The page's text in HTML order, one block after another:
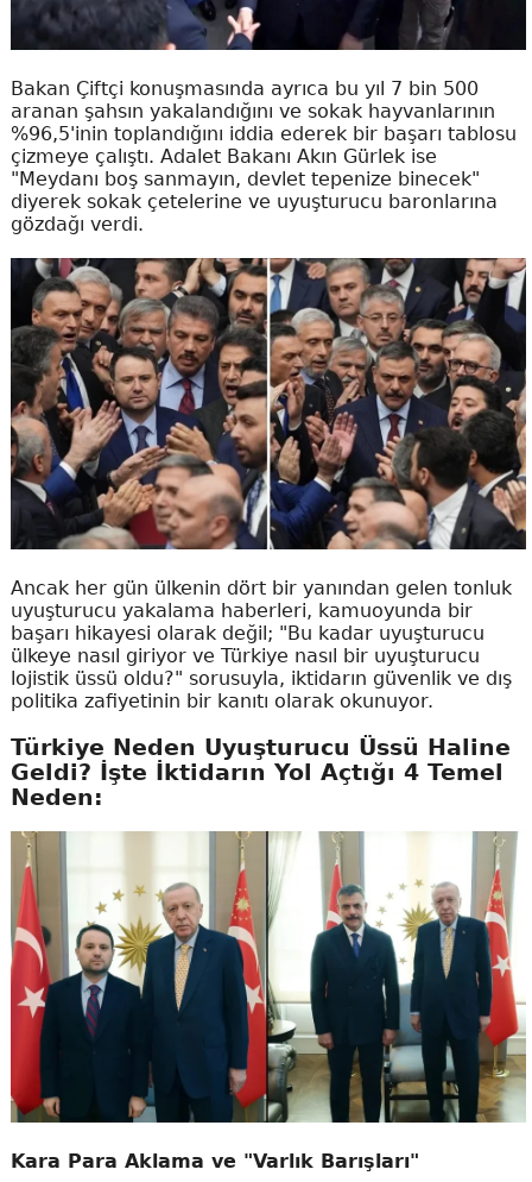
Bakan Çiftçi konuşmasında ayrıca bu yıl 7 bin 500
aranan şahsın yakalandığını ve sokak hayvanlarının
%96,5'inin toplandığını iddia ederek bir başarı tablosu
çizmeye çalıştı. Adalet Bakanı Akın Gürlek ise
"Meydanı boş sanmayın, devlet tepenize binecek"
diyerek sokak çetelerine ve uyuşturucu baronlarına
gözdağı verdi.
Ancak her gün ülkenin dört bir yanından gelen tonluk
uyuşturucu yakalama haberleri, kamuoyunda bir
başarı hikayesi olarak değil; "Bu kadar uyuşturucu
ülkeye nasıl giriyor ve Türkiye nasıl bir uyuşturucu
lojistik üssü oldu?" sorusuyla, iktidarın güvenlik ve dış
politika zafiyetinin bir kanıtı olarak okunuyor.
Türkiye Neden Uyuşturucu Üssü Haline
Geldi? İşte İktidarın Yol Açtığı 4 Temel
Neden:
Kara Para Aklama ve "Varlık Barışları"